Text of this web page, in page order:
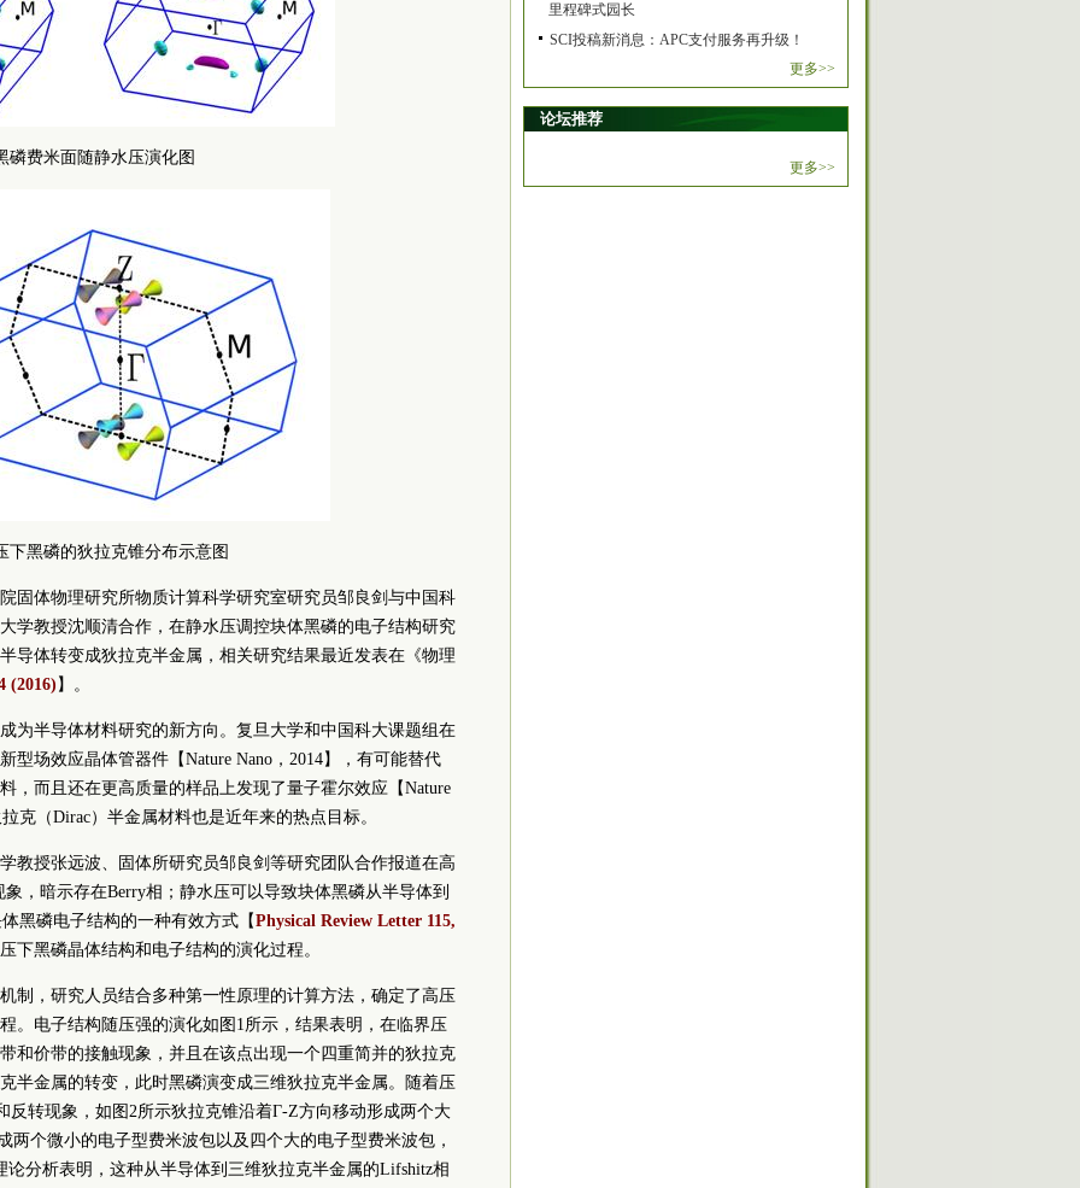
磷费米面随静水压演化图
下黑磷的狄拉克锥分布示意图
固体物理研究所物质计算科学研究室研究员邹良剑与中国科
学教授沈顺清合作，在静水压调控块体黑磷的电子结构研究
导体转变成狄拉克半金属，相关研究结果最近发表在《物理
(2016) 】。
为半导体材料研究的新方向。复旦大学和中国科大课题组在
型场效应晶体管器件【Nature Nano，2014】，有可能替代
，而且还在更高质量的样品上发现了量子霍尔效应【Nature
克（Dirac）半金属材料也是近年来的热点目标。
教授张远波、固体所研究员邹良剑等研究团队合作报道在高
象，暗示存在Berry相；静水压可以导致块体黑磷从半导体到
黑磷电子结构的一种有效方式【Physical Review Letter 115,
下黑磷晶体结构和电子结构的演化过程。
制，研究人员结合多种第一性原理的计算方法，确定了高压
。电子结构随压强的演化如图1所示，结果表明，在临界压
和价带的接触现象，并且在该点出现一个四重简并的狄拉克
半金属的转变，此时黑磷演变成三维狄拉克半金属。随着压
反转现象，如图2所示狄拉克锥沿着Γ-Ζ方向移动形成两个大
个微小的电子型费米波包以及四个大的电子型费米波包，
分析表明，这种从半导体到三维狄拉克半金属的Lifshitz相
里程碑式园长
SCI投稿新消息：APC支付服务再升级！
更多>>
论坛推荐
更多>>